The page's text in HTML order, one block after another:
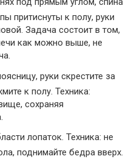
притиснуты к полу, руки
Задача состоит в том,
как можно выше, не
руки скрестите за
к полу. Техника:
сохраняя
лопаток. Техника: не
поднимайте бедра вверх.